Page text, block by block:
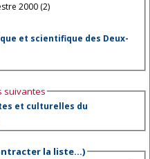
2000 (2)
et scientifique des Deux-
suivantes
et culturelles du
la liste…)